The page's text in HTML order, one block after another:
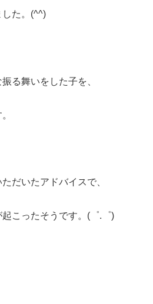
した。(^^)
る舞いをした子を、
だいたアドバイスで、
こったそうです。(゜.゜)